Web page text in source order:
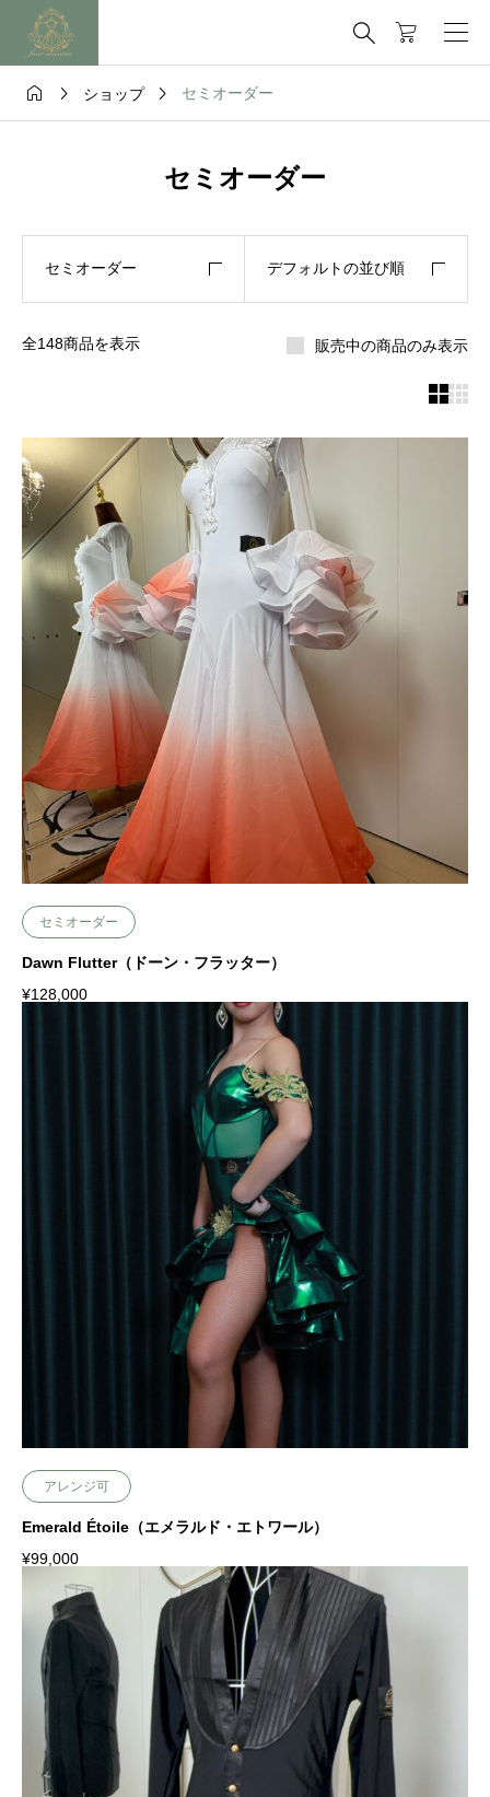

  ショップ  セミオーダー
セミオーダー
全148商品を表示
セミオーダー デフォルトの並び順
販売中の商品のみ表示

セミオーダー
Dawn Flutter（ドーン・フラッター）
¥128,000
アレンジ可
Emerald Étoile（エメラルド・エトワール）
¥99,000